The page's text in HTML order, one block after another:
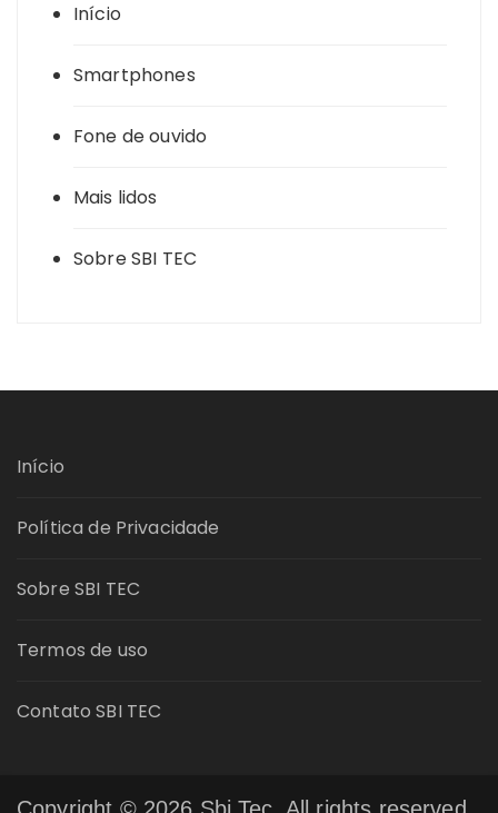
Início
Smartphones
Fone de ouvido
Mais lidos
Sobre SBI TEC
Início
Política de Privacidade
Sobre SBI TEC
Termos de uso
Contato SBI TEC